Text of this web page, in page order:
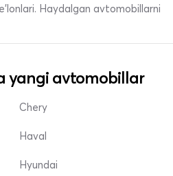
Haydalgan avtomobillarni
yangi avtomobillar
Chery
Haval
Hyundai